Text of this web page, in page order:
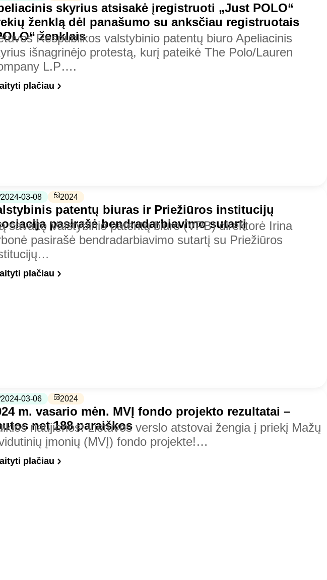
skyrius atsisakė įregistruoti „Just POLO“
ženklą dėl panašumo su anksčiau registruotais
ženklais
Respublikos valstybinio patentų biuro Apeliacinis
išnagrinėjo protestą, kurį pateikė The Polo/Lauren
L.P….
plačiau
2024-03-08 2024
patentų biuras ir Priežiūros institucijų
pasirašė bendradarbiavimo sutartį
savaitę Valstybinio patentų biuro (VPB) direktorė Irina
pasirašė bendradarbiavimo sutartį su Priežiūros
plačiau
2024-03-06 2024
m. vasario mėn. MVĮ fondo projekto rezultatai –
net 188 paraiškos
naujienos! Lietuvos verslo atstovai žengia į priekį Mažų
įmonių (MVĮ) fondo projekte!…
plačiau